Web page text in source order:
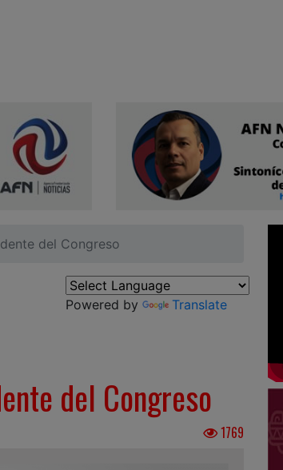
del Congreso
Powered by
Translate
del Congreso
1769